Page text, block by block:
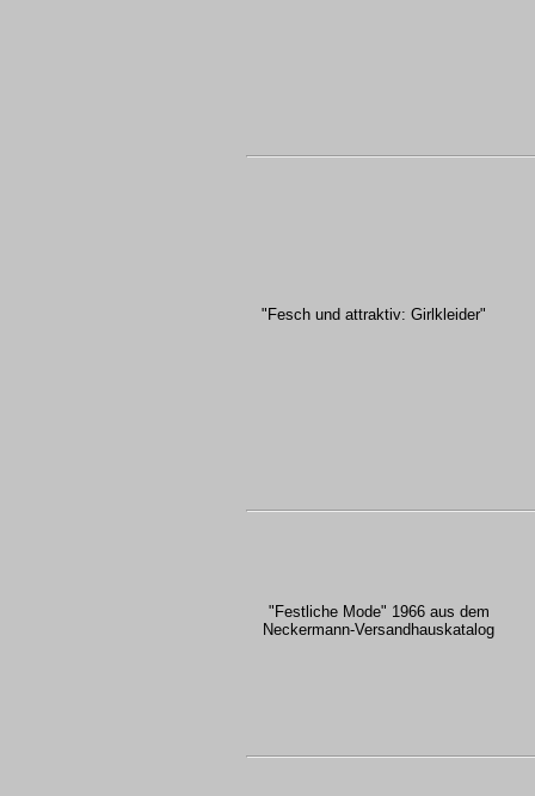
"Fesch und attraktiv: Girlkleider"
"Festliche Mode" 1966 aus dem
Neckermann-Versandhauskatalog